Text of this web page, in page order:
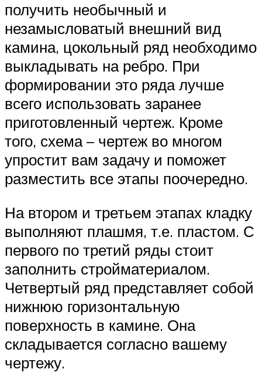
получить необычный и
незамысловатый внешний вид
камина, цокольный ряд необходимо
выкладывать на ребро. При
формировании это ряда лучше
всего использовать заранее
приготовленный чертеж. Кроме
того, схема – чертеж во многом
упростит вам задачу и поможет
разместить все этапы поочередно.
На втором и третьем этапах кладку
выполняют плашмя, т.е. пластом. С
первого по третий ряды стоит
заполнить стройматериалом.
Четвертый ряд представляет собой
нижнюю горизонтальную
поверхность в камине. Она
складывается согласно вашему
чертежу.